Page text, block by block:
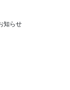
知らせ